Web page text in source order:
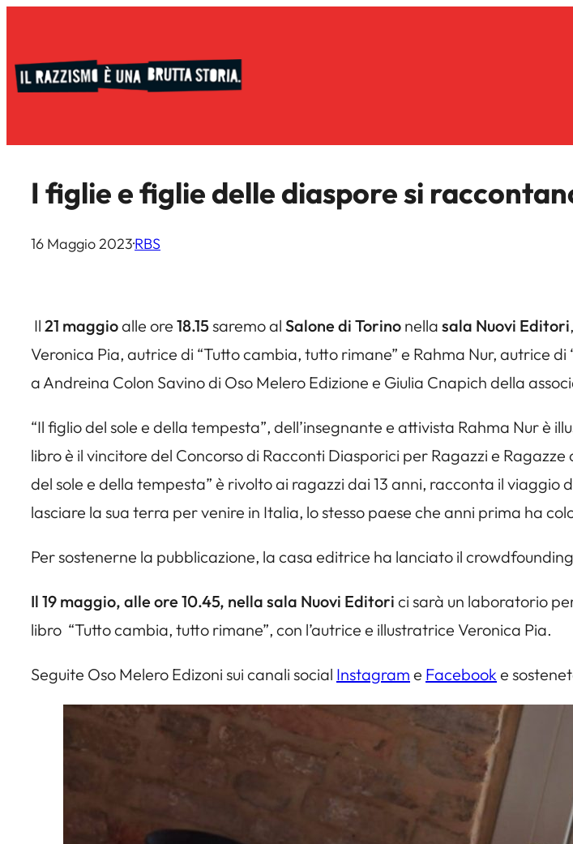
contenuto
I figlie e figlie delle diaspore si
16 Maggio 2023·RBS
Il 21 maggioalle ore 18.15saremo al Salone di Torino nella sala Nuovi Editori
Veronica Pia, autrice di “Tutto cambia, tutto rimane” e Rahma Nur, autrice
a Andreina Colon Savino di Oso Melero Edizione e Giulia Cnapich della
“Il figlio del sole e della tempesta”, dell’insegnante e attivista Rahma Nur
libro è il vincitore del Concorso di Racconti Diasporici per Ragazzi e
del sole e della tempesta” è rivolto ai ragazzi dai 13 anni, racconta il
lasciare la sua terra per venire in Italia, lo stesso paese che anni prima ha
Per sostenerne la pubblicazione, la casa editrice ha lanciato il
Il 19 maggio, alle ore 10.45, nella sala Nuovi Editori ci sarà un laboratorio
libro “Tutto cambia, tutto rimane”, con l’autrice e illustratrice Veronica Pia.
Seguite Oso Melero Edizoni sui canali social Instagram e Facebook e